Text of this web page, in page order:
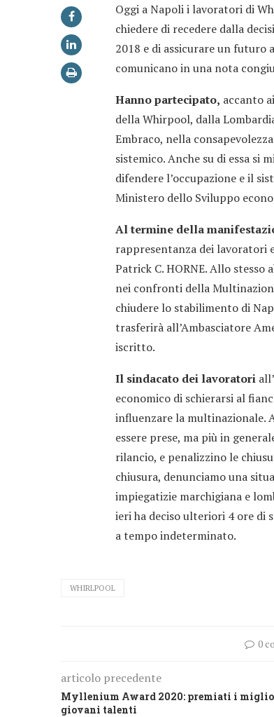
Oggi a Napoli i lavoratori di
chiedere di recedere dalla
2018 e di assicurare un
comunicano in una nota
Hanno partecipato, accanto
della Whirpool, dalla
Embraco, nella
sistemico. Anche su di essa si
difendere l’occupazione e il
Ministero dello Sviluppo
Al termine della
rappresentanza dei lavoratori
Patrick C. HORNE. Allo
nei confronti della
chiudere lo stabilimento di
trasferirà all’Ambasciatore
iscritto.
Il sindacato dei lavoratori
economico di schierarsi al
influenzare la multinazionale.
essere prese, ma più in
rilancio, e penalizzino le
chiusura, denunciamo una
impiegatizie marchigiana e
ieri ha deciso ulteriori 4 ore di
a tempo indeterminato.
WHIRLPOOL
0
articolo precedente
Myllenium Award 2020: premiati i
giovani talenti